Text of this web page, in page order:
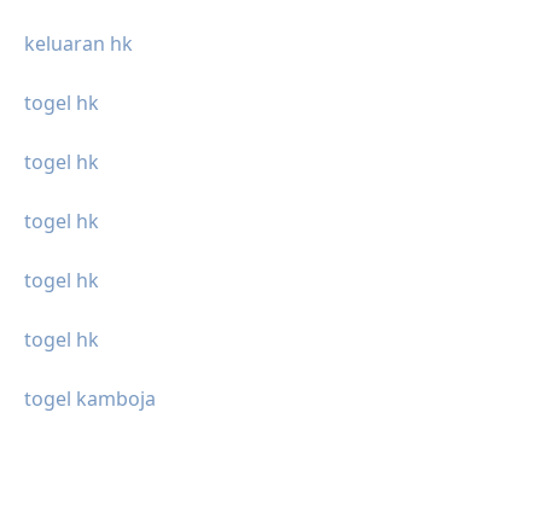
keluaran hk
togel hk
togel hk
togel hk
togel hk
togel hk
togel kamboja